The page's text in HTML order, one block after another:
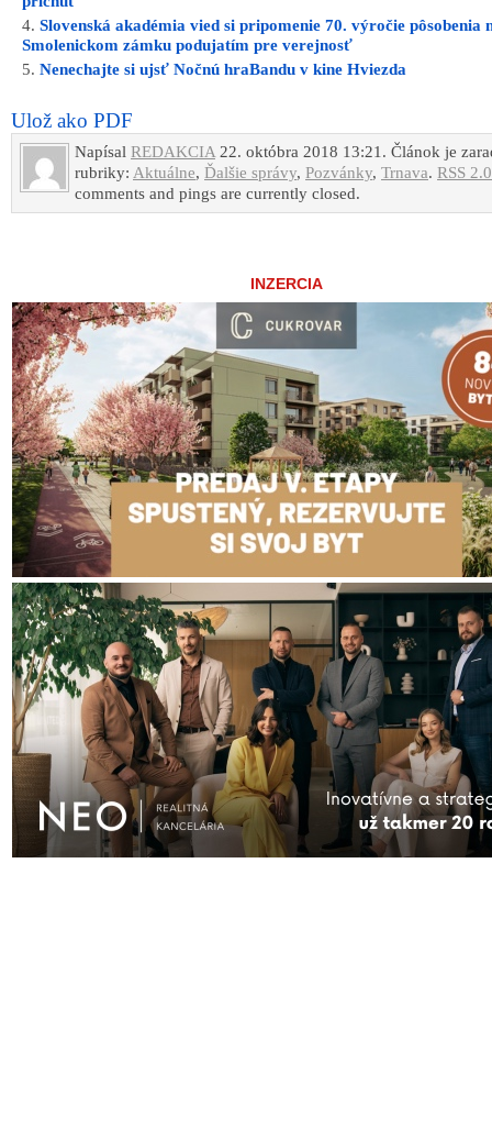
Slovenská akadémia vied si pripomenie 70. výročie pôsobenia
Smolenickom zámku podujatím pre verejnosť
Nenechajte si ujsť Nočnú hraBandu v kine Hviezda
Ulož ako PDF
Napísal REDAKCIA22. októbra 2018 13:21. Článok je
rubriky: Aktuálne, Ďalšie správy, Pozvánky, Trnava. RSS 2.0
comments and pings are currently closed.
INZERCIA